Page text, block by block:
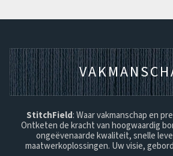
StitchField: Waar vakmanschap en
Ontketen de kracht van hoogwaardig
ongeëvenaarde kwaliteit, snelle
maatwerkoplossingen. Uw visie,